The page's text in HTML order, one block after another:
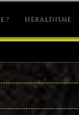
? HÉRALDISME